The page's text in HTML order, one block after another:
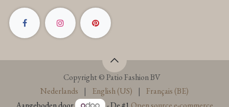
Copyright © Patio Fashion BV
Nederlands
| English (US) |
Français (BE)